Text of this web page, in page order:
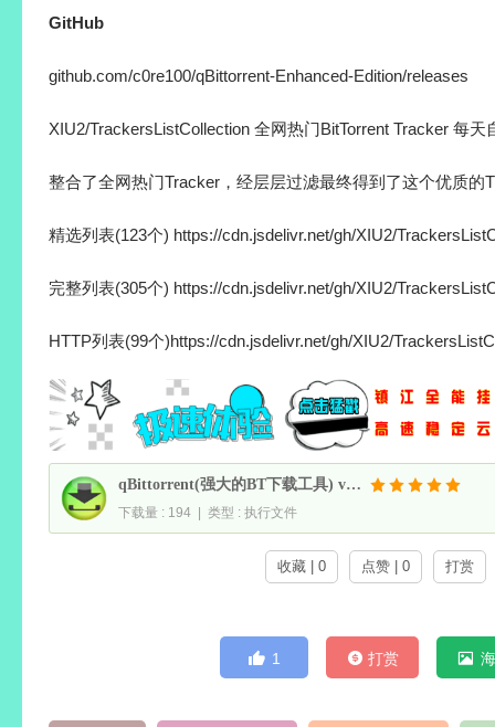
GitHub
github.com/c0re100/qBittorrent-Enhanced-Edition/releases
XIU2/TrackersListCollection 全网热门BitTorrent Tracker 每天
整合了全网热门Tracker，经层层过滤最终得到了这个优质的
精选列表(123个) https://cdn.jsdelivr.net/gh/XIU2/
完整列表(305个) https://cdn.jsdelivr.net/gh/XIU2/
HTTP列表(99个)https://cdn.jsdelivr.net/gh/XIU2/
qBittorrent(强大的BT下载工具) v5.2.3 中文绿色增强版
下载量 : 194 | 类型 : 执行文件
收藏 | 0 点赞 | 0 打赏
1 打赏